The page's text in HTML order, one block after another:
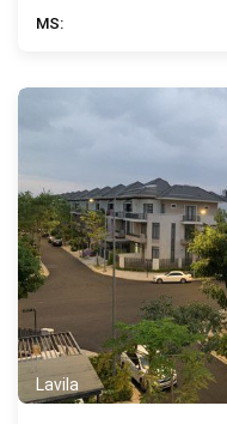
MS:
Lavila